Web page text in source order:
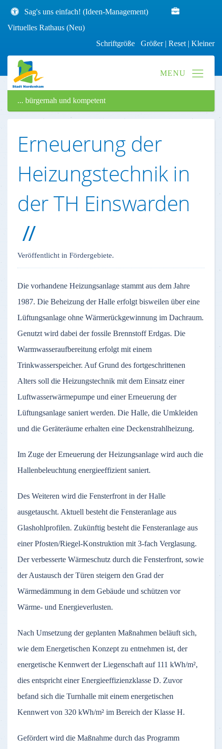
Sag's uns einfach! (Ideen-Management)
Virtuelles Rathaus (Neu)
Schriftgröße Größer| Reset | Kleiner
... bürgernah und kompetent
Erneuerung der
Heizungstechnik in
der TH Einswarden
Veröffentlicht in Fördergebiete.
Die vorhandene Heizungsanlage stammt aus dem Jahre
1987. Die Beheizung der Halle erfolgt bisweilen über eine
Lüftungsanlage ohne Wärmerückgewinnung im Dachraum.
Genutzt wird dabei der fossile Brennstoff Erdgas. Die
Warmwasseraufbereitung erfolgt mit einem
Trinkwasserspeicher. Auf Grund des fortgeschrittenen
Alters soll die Heizungstechnik mit dem Einsatz einer
Luftwasserwärmepumpe und einer Erneuerung der
Lüftungsanlage saniert werden. Die Halle, die Umkleiden
und die Geräteräume erhalten eine Deckenstrahlheizung.
Im Zuge der Erneuerung der Heizungsanlage wird auch die
Hallenbeleuchtung energieeffizient saniert.
Des Weiteren wird die Fensterfront in der Halle
ausgetauscht. Aktuell besteht die Fensteranlage aus
Glashohlprofilen. Zukünftig besteht die Fensteranlage aus
einer Pfosten/Riegel-Konstruktion mit 3-fach Verglasung.
Der verbesserte Wärmeschutz durch die Fensterfront, sowie
der Austausch der Türen steigern den Grad der
Wärmedämmung in dem Gebäude und schützen vor
Wärme- und Energieverlusten.
Nach Umsetzung der geplanten Maßnahmen beläuft sich,
wie dem Energetischen Konzept zu entnehmen ist, der
energetische Kennwert der Liegenschaft auf 111 kWh/m²,
dies entspricht einer Energieeffizienzklasse D. Zuvor
befand sich die Turnhalle mit einem energetischen
Kennwert von 320 kWh/m² im Bereich der Klasse H.
Gefördert wird die Maßnahme durch das Programm